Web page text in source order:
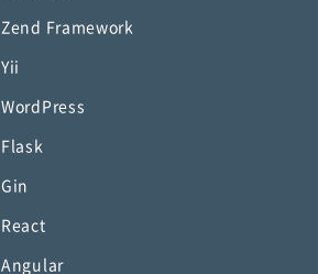
Zend Framework
Yii
WordPress
Flask
Gin
React
Angular